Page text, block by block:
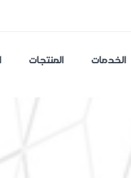
المنتجات الخدمات